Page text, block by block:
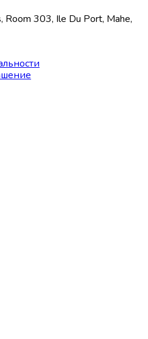
Room 303, Ile Du Port, Mahe,